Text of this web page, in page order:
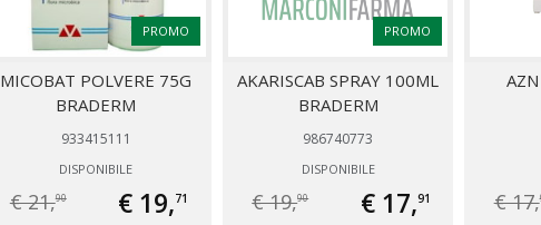
PROMO
MICOBAT POLVERE 75G
BRADERM
933415111
DISPONIBILE
€ 21,90 € 19,71
PROMO
AKARISCAB SPRAY 100ML
BRADERM
986740773
DISPONIBILE
€ 19,90 € 17,91 € 17,